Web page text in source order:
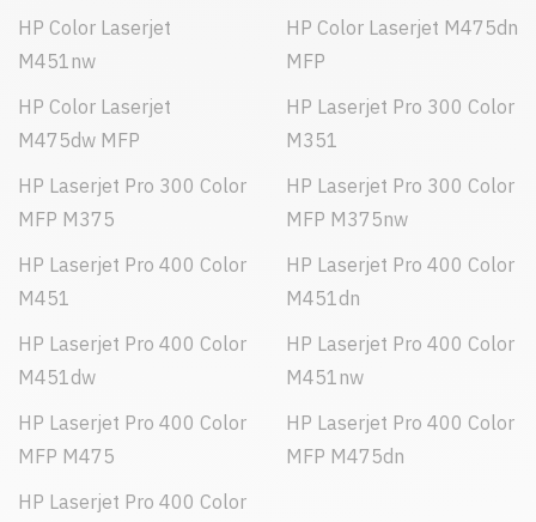
HP Color Laserjet
M451nw
HP Color Laserjet M475dn
MFP
HP Color Laserjet
M475dw MFP
HP Laserjet Pro 300 Color
M351
HP Laserjet Pro 300 Color
MFP M375
HP Laserjet Pro 300 Color
MFP M375nw
HP Laserjet Pro 400 Color
M451
HP Laserjet Pro 400 Color
M451dn
HP Laserjet Pro 400 Color
M451dw
HP Laserjet Pro 400 Color
M451nw
HP Laserjet Pro 400 Color
MFP M475
HP Laserjet Pro 400 Color
MFP M475dn
HP Laserjet Pro 400 Color